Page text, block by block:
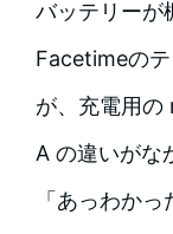
バッテリーが
Facetimeの
が、充電用の
A の違いがな
「あっわか